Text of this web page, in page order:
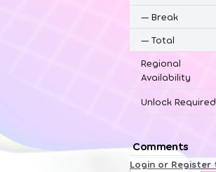
— Break
— Total
Regional
Availability
Unlock Required
Comments
Login or Register